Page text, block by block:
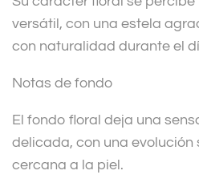
versátil, con una estela
con naturalidad durante el
Notas de fondo
El fondo floral deja una
delicada, con una evolución
cercana a la piel.